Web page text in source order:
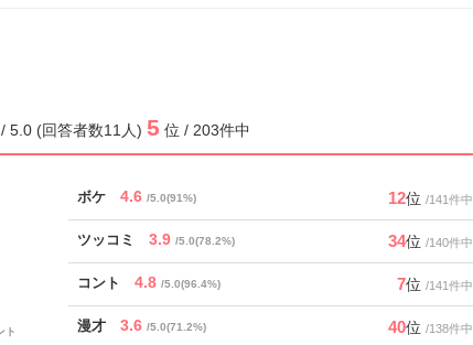
/ 5.0 (回答者数11人) 5 位 / 203件中
ボケ 4.6 /5.0(91%) 12位 /141件中
ツッコミ 3.9 /5.0(78.2%) 34位 /140件中
コント 4.8 /5.0(96.4%) 7位 /141件中
漫才 3.6 /5.0(71.2%) 40位 /138件中